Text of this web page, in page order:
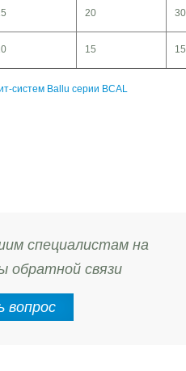
20 30
15 15
систем Ballu серии BCAL
специалистам на
обратной связи
вопрос